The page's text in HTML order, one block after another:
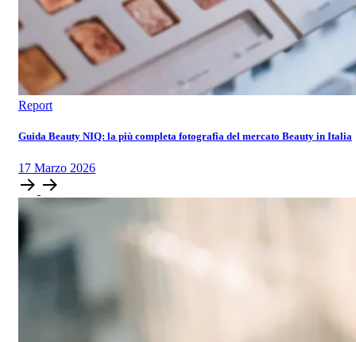
Report
Guida Beauty NIQ: la più completa fotografia del mercato Beauty in Italia
17 Marzo 2026